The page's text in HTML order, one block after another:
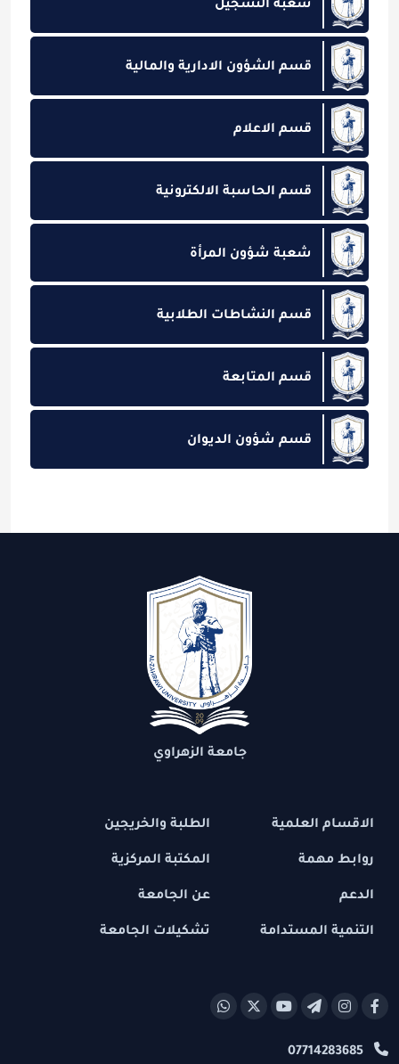
شعبة التسجيل
قسم الشؤون الادارية والمالية
قسم الاعلام
قسم الحاسبة الالكترونية
شعبة شؤون المرأة
قسم النشاطات الطلابية
قسم المتابعة
قسم شؤون الديوان
جامعة الزهراوي
الاقسام العلمية
روابط مهمة
الدعم
التنمية المستدامة
الطلبة والخريجين
المكتبة المركزية
عن الجامعة
تشكيلات الجامعة
07714283685